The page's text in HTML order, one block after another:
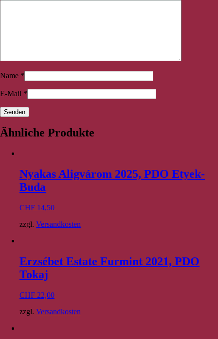
Name *
E-Mail *
Ähnliche Produkte
Nyakas Aligvárom 2025, PDO Etyek-
Buda
CHF 14,50
zzgl. Versandkosten
Erzsébet Estate Furmint 2021, PDO
Tokaj
CHF 22,00
zzgl. Versandkosten